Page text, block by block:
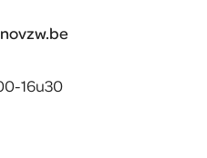
16u30